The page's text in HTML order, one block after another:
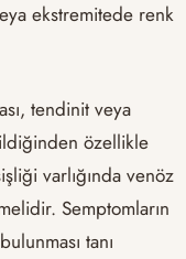
ekstremitede renk
tendinit veya
özellikle
varlığında venöz
Semptomların
tanı